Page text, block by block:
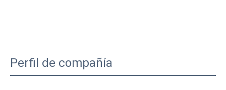
Perfil de compañía